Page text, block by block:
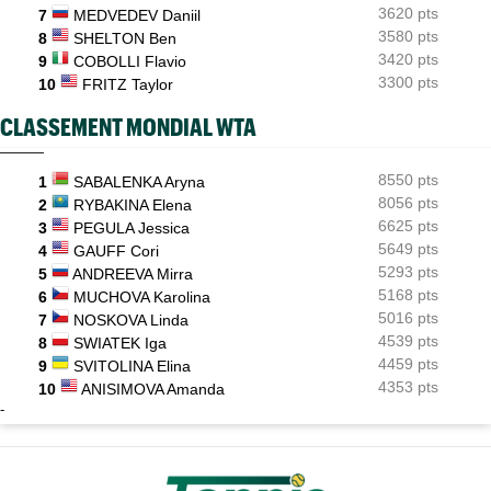
7
MEDVEDEV Daniil
3620 pts
8
SHELTON Ben
3580 pts
9
COBOLLI Flavio
3420 pts
10
FRITZ Taylor 3300 pts
CLASSEMENT MONDIAL WTA
1 SABALENKA Aryna
8550 pts
2
RYBAKINA Elena
8056 pts
3
PEGULA Jessica
6625 pts
4
GAUFF Cori
5649 pts
5
ANDREEVA Mirra
5293 pts
6
MUCHOVA Karolina
5168 pts
7
NOSKOVA Linda
5016 pts
8
SWIATEK Iga
4539 pts
9
SVITOLINA Elina
4459 pts
10
ANISIMOVA Amanda 4353 pts
-